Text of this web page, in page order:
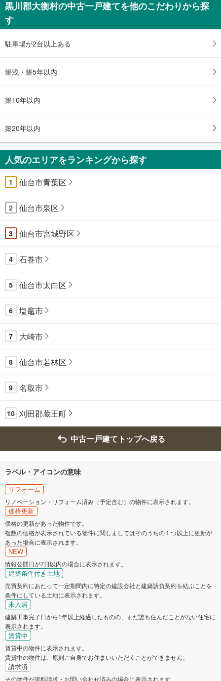
黒川郡大衡村の中古一戸建てを他のこだわりから探
す
駐車場が2台以上ある
築浅・築5年以内
築10年以内
築20年以内
人気のエリアをランキングから探す
1 仙台市青葉区
2 仙台市泉区
3 仙台市宮城野区
4 石巻市
5 仙台市太白区
6 塩竈市
7 大崎市
8 仙台市若林区
9 名取市
10 刈田郡蔵王町
中古一戸建てトップへ戻る
ラベル・アイコンの意味
リフォーム
リノベーション・リフォーム済み（予定含む）の物件に表示されます。
価格更新
価格の更新があった物件です。
複数の価格が表示されている物件に関しましてはそのうちの１つ以上に更新が
あった場合に表示されます。
NEW
情報公開日が7日以内の場合に表示されます。
建築条件付き土地
売買契約にあたって一定期間内に特定の建設会社と建築請負契約を結ぶことを
条件にしている土地に表示されます。
未入居
建築工事完了日から1年以上経過したものの、まだ誰も住んだことがない住宅に
表示されます。
賃貸中
賃貸中の物件に表示されます。
賃貸中の物件は、原則ご自身でお住まいいただくことができません。
請求済
その物件が資料請求・お問い合わせ済みの場合に表示されます。